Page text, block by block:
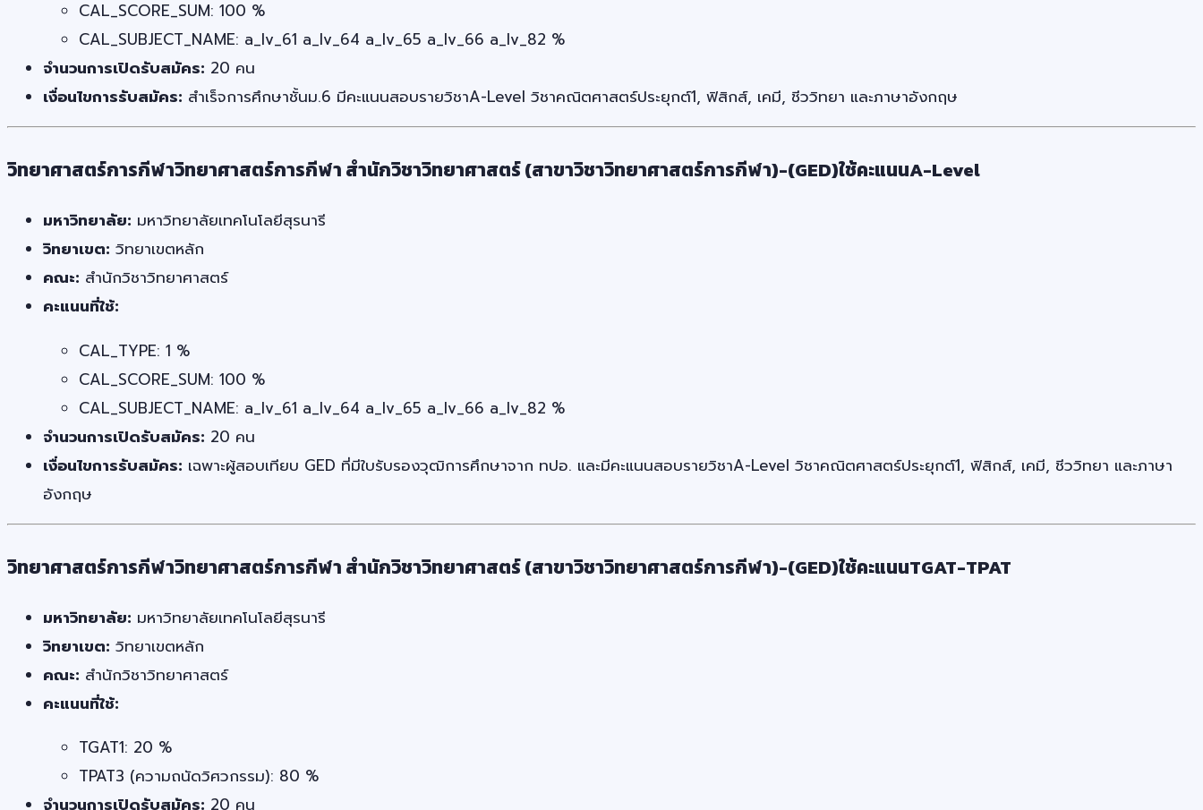
CAL_SCORE_SUM: 100 %
CAL_SUBJECT_NAME: a_lv_61 a_lv_64 a_lv_65 a_lv_66 a_lv_82 %
จำนวนการเปิดรับสมัคร: 20 คน
เงื่อนไขการรับสมัคร: สำเร็จการศึกษาชั้นม.6 มีคะแนนสอบรายวิชาA-Level วิชาคณิตศาสตร์ประยุกต์1, ฟิสิกส์, เคมี, ชีววิทยา และภาษาอังกฤษ
วิทยาศาสตร์การกีฬาวิทยาศาสตร์การกีฬา สำนักวิชาวิทยาศาสตร์ (สาขาวิชาวิทยาศาสตร์การกีฬา)-(GED)ใช้คะแนนA-Level
มหาวิทยาลัย: มหาวิทยาลัยเทคโนโลยีสุรนารี
วิทยาเขต: วิทยาเขตหลัก
คณะ: สำนักวิชาวิทยาศาสตร์
คะแนนที่ใช้:
CAL_TYPE: 1 %
CAL_SCORE_SUM: 100 %
CAL_SUBJECT_NAME: a_lv_61 a_lv_64 a_lv_65 a_lv_66 a_lv_82 %
จำนวนการเปิดรับสมัคร: 20 คน
เงื่อนไขการรับสมัคร: เฉพาะผู้สอบเทียบ GED ที่มีใบรับรองวุฒิการศึกษาจาก ทปอ. และมีคะแนนสอบรายวิชาA-Level วิชาคณิตศาสตร์ประยุกต์1, ฟิสิกส์, เคมี, ชีววิทยา และภาษา
อังกฤษ
วิทยาศาสตร์การกีฬาวิทยาศาสตร์การกีฬา สำนักวิชาวิทยาศาสตร์ (สาขาวิชาวิทยาศาสตร์การกีฬา)-(GED)ใช้คะแนนTGAT-TPAT
มหาวิทยาลัย: มหาวิทยาลัยเทคโนโลยีสุรนารี
วิทยาเขต: วิทยาเขตหลัก
คณะ: สำนักวิชาวิทยาศาสตร์
คะแนนที่ใช้:
TGAT1: 20 %
TPAT3 (ความถนัดวิศวกรรม): 80 %
จำนวนการเปิดรับสมัคร: 20 คน